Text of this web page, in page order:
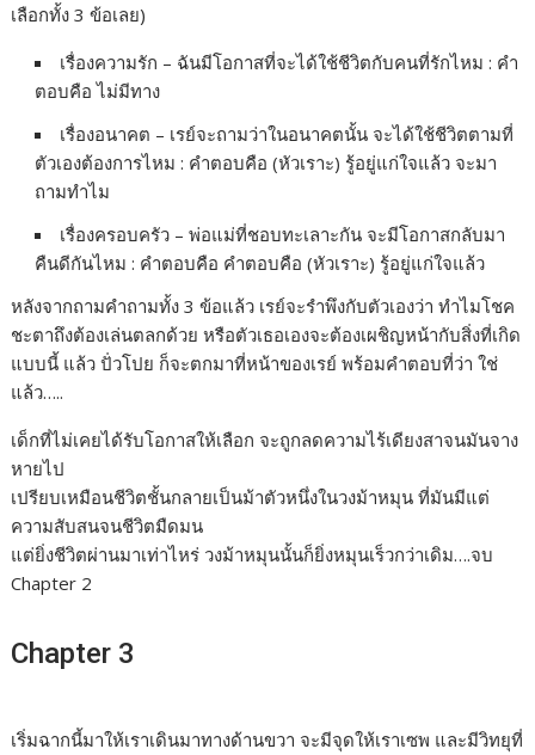
เลือกทั้ง 3 ข้อเลย)
เรื่องความรัก – ฉันมีโอกาสที่จะได้ใช้ชีวิตกับคนที่รักไหม : คำ
ตอบคือ ไม่มีทาง
เรื่องอนาคต – เรย์จะถามว่าในอนาคตนั้น จะได้ใช้ชีวิตตามที่
ตัวเองต้องการไหม : คำตอบคือ (หัวเราะ) รู้อยู่แก่ใจแล้ว จะมา
ถามทำไม
เรื่องครอบครัว – พ่อแม่ที่ชอบทะเลาะกัน จะมีโอกาสกลับมา
คืนดีกันไหม : คำตอบคือ คำตอบคือ (หัวเราะ) รู้อยู่แก่ใจแล้ว
หลังจากถามคำถามทั้ง 3 ข้อแล้ว เรย์จะรำพึงกับตัวเองว่า ทำไมโชค
ชะตาถึงต้องเล่นตลกด้วย หรือตัวเธอเองจะต้องเผชิญหน้ากับสิ่งที่เกิด
แบบนี้ แล้ว ปั่วโปย ก็จะตกมาที่หน้าของเรย์ พร้อมคำตอบที่ว่า ใช่
แล้ว…..
เด็กที่ไม่เคยได้รับโอกาสให้เลือก จะถูกลดความไร้เดียงสาจนมันจาง
หายไป
เปรียบเหมือนชีวิตชั้นกลายเป็นม้าตัวหนึ่งในวงม้าหมุน ที่มันมีแต่
ความสับสนจนชีวิตมืดมน
แต่ยิ่งชีวิตผ่านมาเท่าไหร่ วงม้าหมุนนั้นก็ยิ่งหมุนเร็วกว่าเดิม….จบ
Chapter 2
Chapter 3
เริ่มฉากนี้มาให้เราเดินมาทางด้านขวา จะมีจุดให้เราเซพ และมีวิทยุที่